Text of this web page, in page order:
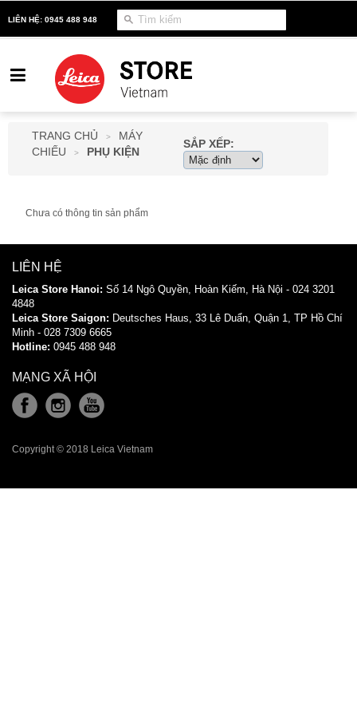
LIÊN HỆ: 0945 488 948
TRANG CHỦ >
MÁY
CHIẾU
> PHỤ KIỆN
SẮP XẾP:
Chưa có thông tin sản phẩm
LIÊN HỆ
Leica Store Hanoi: Số 14 Ngô Quyền, Hoàn Kiếm, Hà Nội - 024 3201
4848
Leica Store Saigon: Deutsches Haus, 33 Lê Duẩn, Quận 1, TP Hồ Chí
Minh - 028 7309 6665
Hotline: 0945 488 948
MẠNG XÃ HỘI
Copyright © 2018 Leica Vietnam